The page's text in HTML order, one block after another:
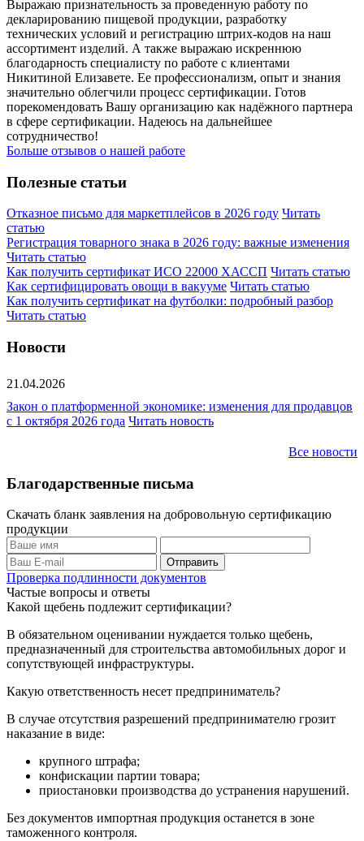
Выражаю признательность за проведенную работу по
декларированию пищевой продукции, разработку
технических условий и регистрацию штрих-кодов на наш
ассортимент изделий. А также выражаю искреннюю
благодарность специалисту по работе с клиентами
Никитиной Елизавете. Ее профессионализм, опыт и знания
значительно облегчили процесс сертификации. Готов
порекомендовать Вашу организацию как надёжного партнера
в сфере сертификации. Надеюсь на дальнейшее
сотрудничество!
Больше отзывов о нашей работе
Полезные статьи
Отказное письмо для маркетплейсов в 2026 году Читать
статью
Регистрация товарного знака в 2026 году: важные изменения
Читать статью
Как получить сертификат ИСО 22000 ХАССП Читать статью
Как сертифицировать овощи в вакууме Читать статью
Как получить сертификат на футболки: подробный разбор
Читать статью
Новости
21.04.2026
Закон о платформенной экономике: изменения для продавцов
с 1 октября 2026 года Читать новость
Все новости
Благодарственные письма
Скачать бланк заявления на добровольную сертификацию
продукции
Проверка подлинности документов
Частые вопросы и ответы
Какой щебень подлежит сертификации?
В обязательном оценивании нуждается только щебень,
предназначенный для строительства автомобильных дорог и
сопутствующей инфраструктуры.
Какую ответственность несет предприниматель?
В случае отсутствия разрешений предпринимателю грозит
наказание в виде:
крупного штрафа;
конфискации партии товара;
приостановки производства до устранения нарушений.
Без документов импортная продукция останется в зоне
таможенного контроля.